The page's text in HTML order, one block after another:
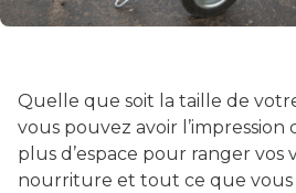
Quelle que soit la taille de
vous pouvez avoir l’impression
plus d’espace pour ranger vos
nourriture et tout ce que